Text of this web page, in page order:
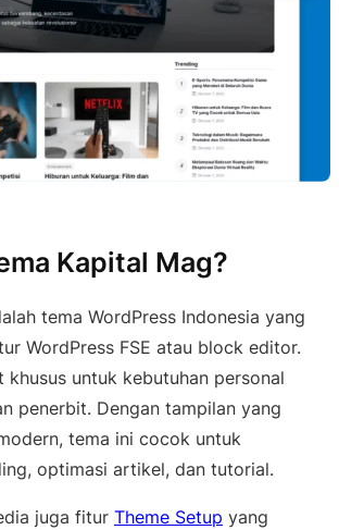
Kapital Mag?
tema WordPress Indonesia yang
WordPress FSE atau block editor.
khusus untuk kebutuhan personal
penerbit. Dengan tampilan yang
tema ini cocok untuk
optimasi artikel, dan tutorial.
juga fitur Theme Setup yang